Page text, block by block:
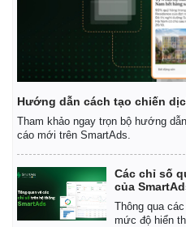
Hướng dẫn cách tạo chiến
Tham khảo ngay trọn bộ hướng
cáo mới trên SmartAds.
Các chỉ số
của
Thông qua
mức độ hiển